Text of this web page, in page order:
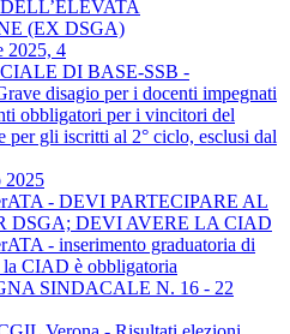
(EX DSGA)
2025, 4
DI BASE-SSB -
disagio per i docenti impegnati
obbligatori per i vincitori del
per gli iscritti al 2° ciclo, esclusi dal
2025
- DEVI PARTECIPARE AL
DSGA; DEVI AVERE LA CIAD
- inserimento graduatoria di
CIAD è obbligatoria
SINDACALE N. 16 - 22